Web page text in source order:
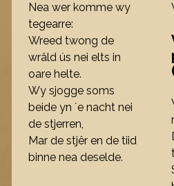
Nea wer komme wy
tegearre:
Wreed twong de
wrâld ús nei elts in
oare helte.
Wy sjogge soms
beide yn ´e nacht nei
de stjerren,
Mar de stjêr en de tiid
binne nea deselde.